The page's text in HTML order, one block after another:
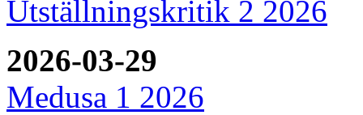
Utställningskritik 2 2026
2026-03-29
Medusa 1 2026